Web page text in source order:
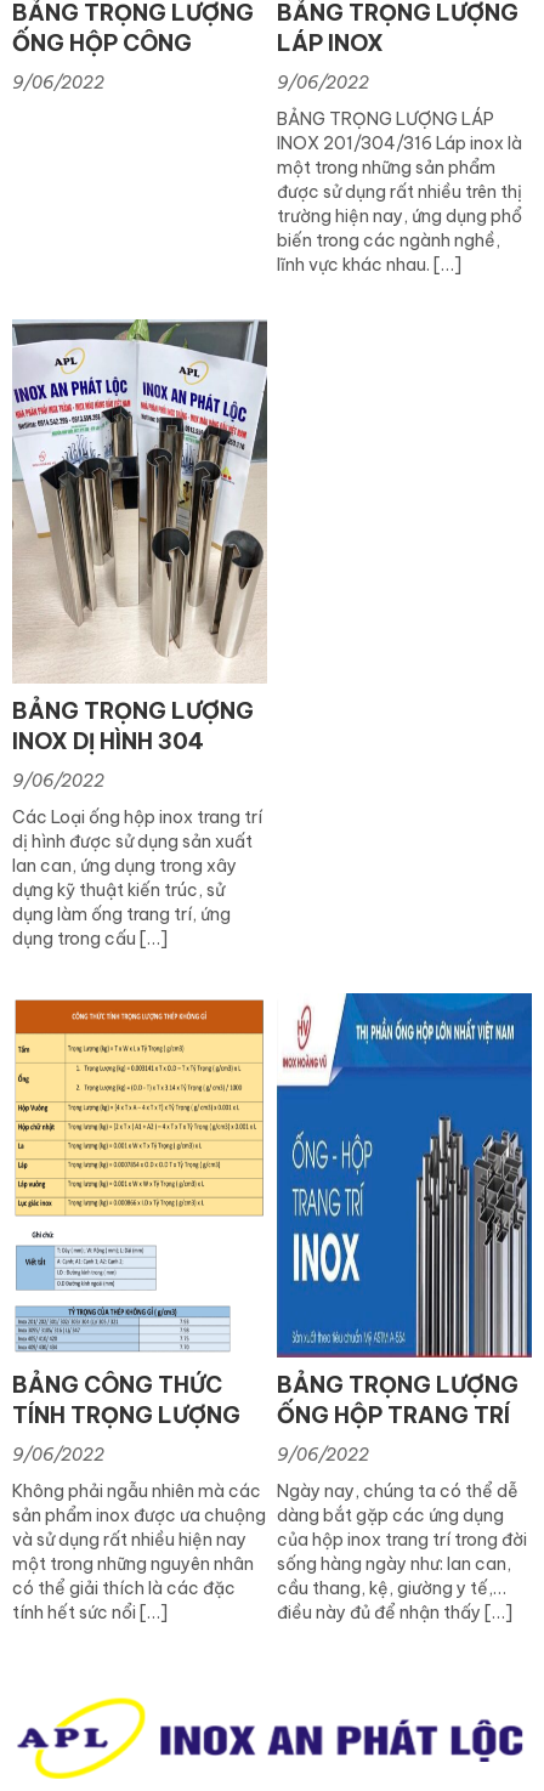
BẢNG TRỌNG LƯỢNG
ỐNG HỘP CÔNG
NGHIỆP 201/304/316
9/06/2022
BẢNG TRỌNG LƯỢNG
LÁP INOX
9/06/2022
BẢNG TRỌNG LƯỢNG LÁP
INOX 201/304/316 Láp inox là
một trong những sản phẩm
được sử dụng rất nhiều trên thị
trường hiện nay, ứng dụng phổ
biến trong các ngành nghề,
lĩnh vực khác nhau. […]
BẢNG TRỌNG LƯỢNG
INOX DỊ HÌNH 304
9/06/2022
Các Loại ống hộp inox trang trí
dị hình được sử dụng sản xuất
lan can, ứng dụng trong xây
dựng kỹ thuật kiến trúc, sử
dụng làm ống trang trí, ứng
dụng trong cấu […]
BẢNG CÔNG THỨC
TÍNH TRỌNG LƯỢNG
INOX
9/06/2022
Không phải ngẫu nhiên mà các
sản phẩm inox được ưa chuộng
và sử dụng rất nhiều hiện nay
một trong những nguyên nhân
có thể giải thích là các đặc
tính hết sức nổi […]
BẢNG TRỌNG LƯỢNG
ỐNG HỘP TRANG TRÍ
201/304
9/06/2022
Ngày nay, chúng ta có thể dễ
dàng bắt gặp các ứng dụng
của hộp inox trang trí trong đời
sống hàng ngày như: lan can,
cầu thang, kệ, giường y tế,…
điều này đủ để nhận thấy […]